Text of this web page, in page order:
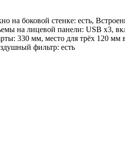
на боковой стенке: есть,
на лицевой панели: USB x3,
330 мм, место для трёх 120 мм
фильтр: есть